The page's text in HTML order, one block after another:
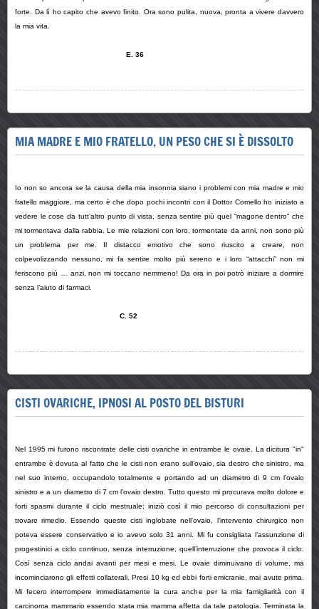
forte. Da lì ho capito che avevo finito. Ora sono pulita, nuova, pronta a vivere davvero
la mia vita.
E. 36
MIA MADRE E MIO FRATELLO, UN PESO CHE SI È DISSOLTO
Io non so ancora se la causa della mia insonnia siano i problemi con mia madre e mio
fratello maggiore, ma certo è che dopo pochi incontri con il Dottor Comello ho iniziato a
vedere le cose da tutt’altro punto di vista, senza sentire più quel “magone dentro” che
mi tormentava dalla rabbia. Le mie relazioni con loro, tormentate da anni, non sono più
un problema per me. Il distacco emotivo che sono riuscito a creare, non
colpevolizzando nessuno, mi fa sentire molto più sereno e i loro “attacchi” non mi
feriscono più … anzi, non mi toccano nemmeno! Da ora in poi potrò iniziare a dormire
senza l’aiuto di farmaci.
C. 52
CISTI OVARICHE, IPNOSI AL POSTO DEL BISTURI
Nel 1995 mi furono riscontrate delle cisti ovariche in entrambe le ovaie. La dicitura "in"
entrambe è dovuta al fatto che le cisti non erano sull’ovaio, sia destro che sinistro, ma
nel suo interno, occupandolo totalmente e portando ad un diametro di 9 cm l’ovaio
sinistro e a un diametro di 7 cm l’ovaio destro. Tutto questo mi procurava molto dolore e
forti spasmi durante il ciclo mestruale; iniziò così il mio percorso di consultazioni per
trovare rimedio. Essendo queste cisti inglobate nell’ovaio, l’intervento chirurgico non
poteva essere conservativo e io avevo solo 31 anni. Mi fu consigliata l’assunzione di
progestinici a ciclo continuo, senza interruzione, quell’interruzione che provoca il ciclo.
Così senza ciclo andai avanti per mesi e mesi. Le ovaie diminuivano di volume, ma
incominciarono gli effetti collaterali. Presi 10 kg ed ebbi forti emicranie, mai avute prima.
Mi fecero interrompere immediatamente la cura anche per la mia famigliarità con il
carcinoma mammario essendo stata mia mamma affetta da tale patologia. Terminata la